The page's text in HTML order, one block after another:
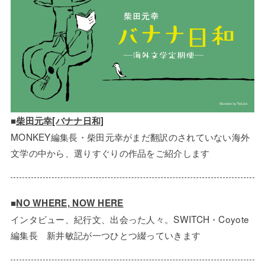
■柴田元幸[バナナ日和]
MONKEY編集長・柴田元幸がまだ翻訳のされていない海外
文学の中から、選りすぐりの作品をご紹介します
■NO WHERE, NOW HERE
インタビュー、紀行文、出会った人々。SWITCH・Coyote
編集長 新井敏記が一つひとつ綴っていきます